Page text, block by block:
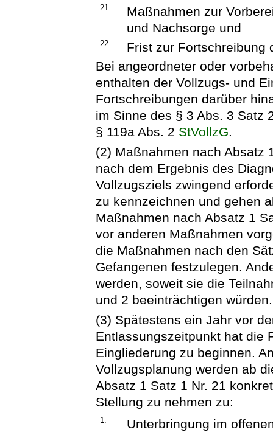
21.
Maßnahmen zur
und Nachsorge und
22.
Frist zur Fortschreibung
Bei angeordneter oder
enthalten der Vollzugs- und
Fortschreibungen darüber
im Sinne des § 3 Abs. 3 Satz
§ 119a Abs. 2 StVollzG.
(2) Maßnahmen nach Absatz
nach dem Ergebnis des
Vollzugsziels zwingend
zu kennzeichnen und gehen
Maßnahmen nach Absatz 1
vor anderen Maßnahmen
die Maßnahmen nach den
Gefangenen festzulegen.
werden, soweit sie die
und 2 beeinträchtigen würden.
(3) Spätestens ein Jahr vor
Entlassungszeitpunkt hat die
Eingliederung zu beginnen.
Vollzugsplanung werden ab
Absatz 1 Satz 1 Nr. 21
Stellung zu nehmen zu:
1. Unterbringung im